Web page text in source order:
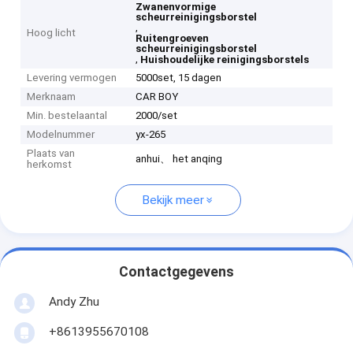
Hoog licht
Zwanenvormige
scheurreinigingsborstel
,
Ruitengroeven
scheurreinigingsborstel
, Huishoudelijke reinigingsborstels
Levering vermogen
5000set, 15 dagen
Merknaam
CAR BOY
Min. bestelaantal
2000/set
Modelnummer
yx-265
Plaats van
herkomst
anhui、 het anqing
Bekijk meer
Contactgegevens
Andy Zhu
+8613955670108